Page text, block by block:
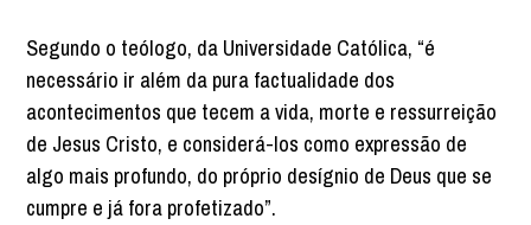
Segundo o teólogo, da Universidade Católica, “é
necessário ir além da pura factualidade dos
acontecimentos que tecem a vida, morte e ressurreição
de Jesus Cristo, e considerá-los como expressão de
algo mais profundo, do próprio desígnio de Deus que se
cumpre e já fora profetizado”.